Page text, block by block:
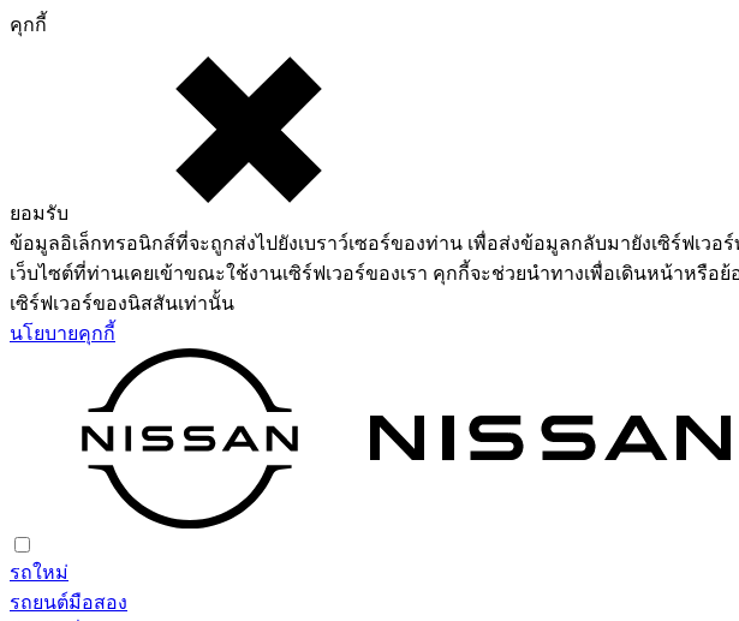
คุกกี้
ยอมรับ
ข้อมูลอิเล็กทรอนิกส์ที่จะถูกส่งไปยังเบราว์เซอร์ของท่าน เพื่อส่งข้อมูลกลับมายังเซิร์ฟเว
เว็บไซต์ที่ท่านเคยเข้าขณะใช้งานเซิร์ฟเวอร์ของเรา คุกกี้จะช่วยนำทางเพื่อเดินหน้าหรื
เซิร์ฟเวอร์ของนิสสันเท่านั้น
นโยบายคุกกี้
รถใหม่
รถยนต์มือสอง